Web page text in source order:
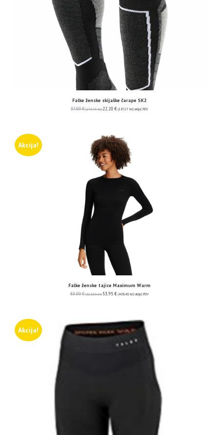
Falke ženske skijaške čarape SK2
37.00€ (278.78 kn) 22.20 € (167.27 kn) uključ. PDV
Akcija!
Falke ženske tajice Maximum Warm
83.00€ (625.36 kn) 53.95 € (406.49 kn) uključ. PDV
Akcija!